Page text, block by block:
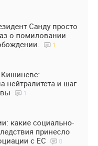
Санду просто
о помиловании
1
нейтралитета и шаг
1
какие социально-
принесло
с ЕС
0